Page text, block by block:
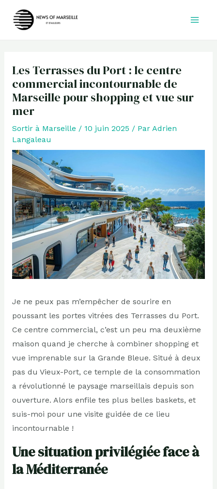
Les Terrasses du Port : le centre
commercial incontournable de
Marseille pour shopping et vue sur
mer
Sortir à Marseille / 10 juin 2025 / Par Adrien
Langaleau
Je ne peux pas m’empêcher de sourire en
poussant les portes vitrées des Terrasses du Port.
Ce centre commercial, c’est un peu ma deuxième
maison quand je cherche à combiner shopping et
vue imprenable sur la Grande Bleue. Situé à deux
pas du Vieux-Port, ce temple de la consommation
a révolutionné le paysage marseillais depuis son
ouverture. Alors enfile tes plus belles baskets, et
suis-moi pour une visite guidée de ce lieu
incontournable !
Une situation privilégiée face à
la Méditerranée